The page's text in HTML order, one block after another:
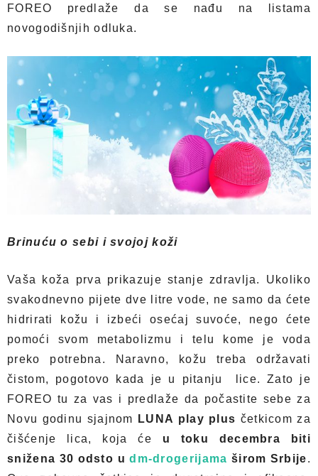
FOREO predlaže da se nađu na listama
novogodišnjih odluka.
Brinuću o sebi i svojoj koži
Vaša koža prva prikazuje stanje zdravlja. Ukoliko
svakodnevno pijete dve litre vode, ne samo da ćete
hidrirati kožu i izbeći osećaj suvoće, nego ćete
pomoći svom metabolizmu i telu kome je voda
preko potrebna. Naravno, kožu treba održavati
čistom, pogotovo kada je u pitanju lice. Zato je
FOREO tu za vas i predlaže da počastite sebe za
Novu godinu sjajnom
LUNA play plus četkicom za
čišćenje lica, koja će u toku decembra biti
snižena 30 odsto udm-drogerijama širom Srbije.